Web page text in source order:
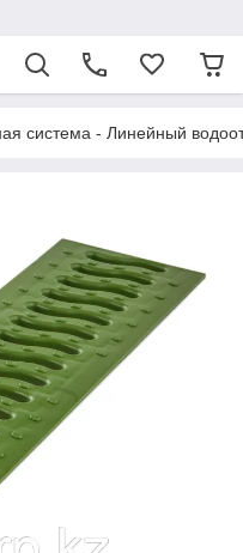
система - Линейный